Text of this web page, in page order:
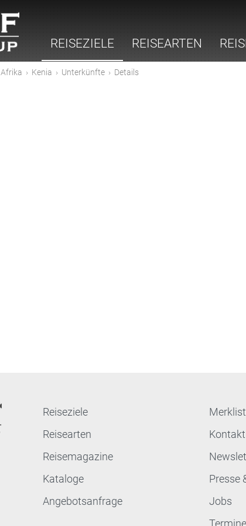
REISEZIELE REISEARTEN
Afrika › Kenia › Unterkünfte › Details
Reiseziele
Reisearten
Reisemagazine
Kataloge
Angebotsanfrage
Kontakt
Presse
Jobs
Termine